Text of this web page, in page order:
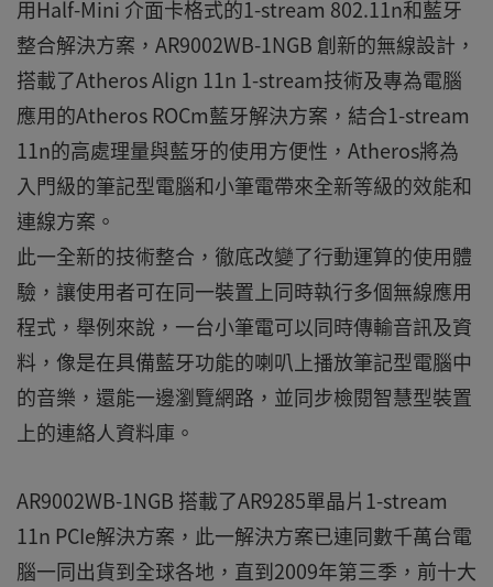
用Half-Mini 介面卡格式的1-stream 802.11n和藍牙
整合解決方案，AR9002WB-1NGB 創新的無線設計，
搭載了Atheros Align 11n 1-stream技術及專為電腦
應用的Atheros ROCm藍牙解決方案，結合1-stream
11n的高處理量與藍牙的使用方便性，Atheros將為
入門級的筆記型電腦和小筆電帶來全新等級的效能和
連線方案。
此一全新的技術整合，徹底改變了行動運算的使用體
驗，讓使用者可在同一裝置上同時執行多個無線應用
程式，舉例來說，一台小筆電可以同時傳輸音訊及資
料，像是在具備藍牙功能的喇叭上播放筆記型電腦中
的音樂，還能一邊瀏覽網路，並同步檢閱智慧型裝置
上的連絡人資料庫。
AR9002WB-1NGB 搭載了AR9285單晶片1-stream
11n PCIe解決方案，此一解決方案已連同數千萬台電
腦一同出貨到全球各地，直到2009年第三季，前十大